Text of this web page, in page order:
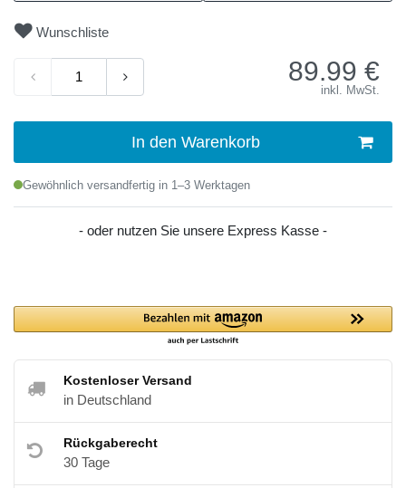
Wunschliste
89.99 €
inkl. MwSt.
In den Warenkorb
Gewöhnlich versandfertig in 1–3 Werktagen
- oder nutzen Sie unsere Express Kasse -
Kostenloser Versand
in Deutschland
Rückgaberecht
30 Tage